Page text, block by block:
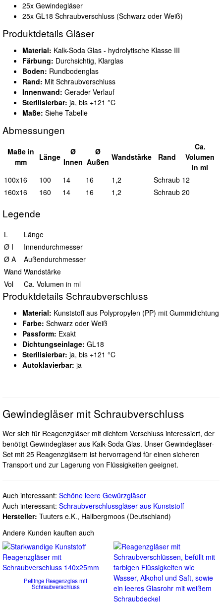
25x Gewindegläser
25x GL18 Schraubverschluss (Schwarz oder Weiß)
Produktdetails Gläser
Material: Kalk-Soda Glas - hydrolytische Klasse III
Färbung: Durchsichtig, Klarglas
Boden: Rundbodenglas
Rand: Mit Schraubverschluss
Innenwand: Gerader Verlauf
Sterilisierbar: ja, bis +121 °C
Maße: Siehe Tabelle
Abmessungen
Maße in
mm
Länge
Ø
Innen
Ø
Außen Wandstärke Rand
Ca.
Volumen
in ml
100x16
100 14 16 1,2 Schraub 12
160x16
160 14 16 1,2 Schraub 20
Legende
L
Länge
Ø I
Innendurchmesser
Ø A
Außendurchmesser
Wand Wandstärke
Vol
Ca. Volumen in ml
Produktdetails Schraubverschluss
Material: Kunststoff aus Polypropylen (PP) mit Gummidichtung
Farbe: Schwarz oder Weiß
Passform: Exakt
Dichtungseinlage: GL18
Sterilisierbar: ja, bis +121 °C
Autoklavierbar: ja
Gewindegläser mit Schraubverschluss
Wer sich für Reagenzgläser mit dichtem Verschluss interessiert, der
benötigt Gewindegläser aus Kalk-Soda Glas. Unser Gewindegläser-
Set mit 25 Reagenzgläsern ist hervorragend für einen sicheren
Transport und zur Lagerung von Flüssigkeiten geeignet.
Auch interessant: Schöne leere Gewürzgläser
Auch interessant: Schraubverschlussgläser aus Kunststoff
Hersteller: Tuuters e.K., Hallbergmoos (Deutschland)
Andere Kunden kauften auch
Petlinge Reagenzglas mit
Schraubverschluss